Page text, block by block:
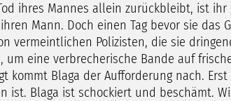
ihres Mannes allein zurückbleibt, ist ihr
Mann. Doch einen Tag bevor sie das
vermeintlichen Polizisten, die sie
eine verbrecherische Bande auf
Blaga der Aufforderung nach. Erst
ist. Blaga ist schockiert und beschämt.